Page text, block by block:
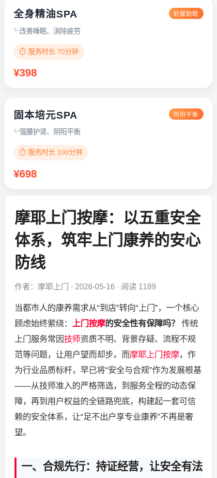
全身精油SPA 舒缓助眠
改善睡眠、消除疲劳
⏱️ 服务时长 70分钟
¥398
固本培元SPA 阴阳平衡
强腰护肾、阴阳平衡
⏱️ 服务时长 100分钟
¥698
摩耶上门按摩：以五重安全
体系，筑牢上门康养的安心
防线
作者：摩耶上门 · 2026-05-16 · 阅读 1189
当都市人的康养需求从“到店”转向“上门”，一个核心
顾虑始终萦绕： 上门按摩的安全性有保障吗？
传统
上门服务常因技师资质不明、背景存疑、流程不规
范等问题，让用户望而却步。而摩耶上门按摩，作
为行业品质标杆，早已将“安全与合规”作为发展根基
——从技师准入的严格筛选，到服务全程的动态保
障，再到用户权益的全链路兜底，构建起一套可信
赖的安全体系，让“足不出户享专业康养”不再是奢
望。
一、合规先行：持证经营，让安全有法